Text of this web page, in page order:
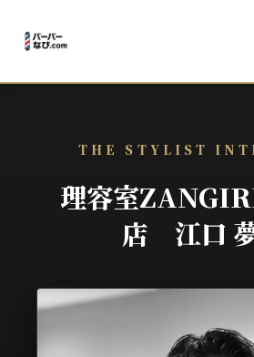
THE STYLIST
理容室
店 江口